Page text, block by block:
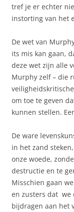
tref je er echter
instorting van het
De wet van
its mis kan gaan,
deze wet zijn alle
Murphy zelf – die
om toe te geven
kunnen stellen.
De ware
in het zand
onze woede,
destructie en te
Misschien gaan
en zusters dat we
bijdragen aan het